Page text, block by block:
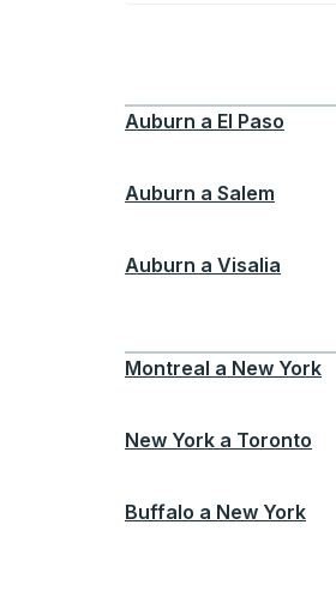
Auburn a El Paso
Auburn a Salem
Auburn a Visalia
Montreal a New York
New York a Toronto
Buffalo a New York